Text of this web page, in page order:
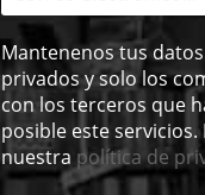
Mantenenos tus
privados y solo los
con los terceros que
posible este servicios.
nuestra política de